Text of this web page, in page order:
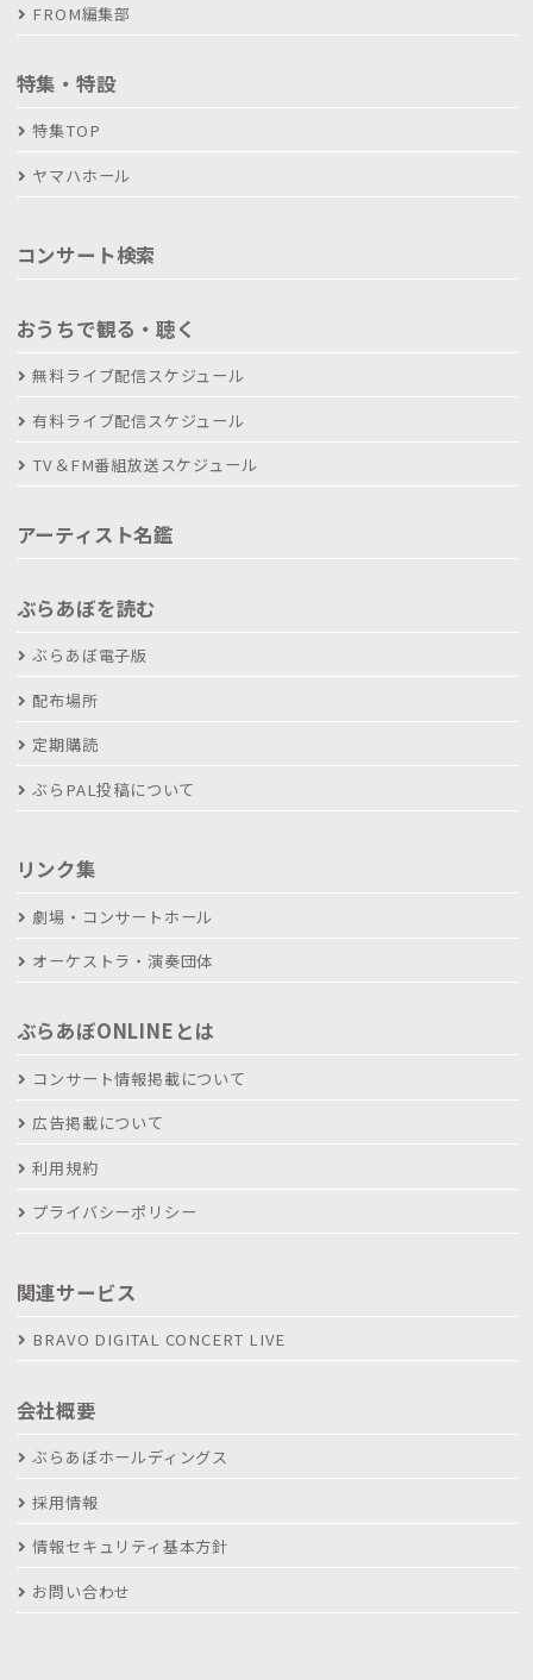
FROM編集部
特集・特設
特集TOP
ヤマハホール
コンサート検索
おうちで観る・聴く
無料ライブ配信スケジュール
有料ライブ配信スケジュール
TV＆FM番組放送スケジュール
アーティスト名鑑
ぶらあぼを読む
ぶらあぼ電子版
配布場所
定期購読
ぶらPAL投稿について
リンク集
劇場・コンサートホール
オーケストラ・演奏団体
ぶらあぼONLINEとは
コンサート情報掲載について
広告掲載について
利用規約
プライバシーポリシー
関連サービス
BRAVO DIGITAL CONCERT LIVE
会社概要
ぶらあぼホールディングス
採用情報
情報セキュリティ基本方針
お問い合わせ